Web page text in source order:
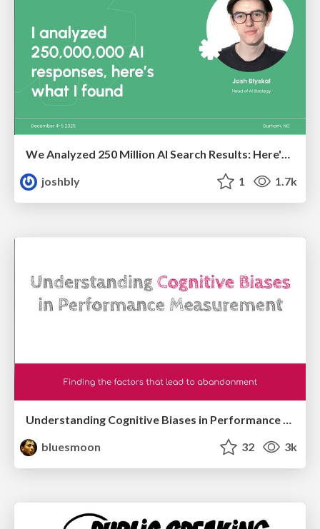
We Analyzed 250 Million AI Search Results: Here's What I Found
joshbly
1 1.7k
Understanding Cognitive Biases in Performance Measurement
bluesmoon
32 3k